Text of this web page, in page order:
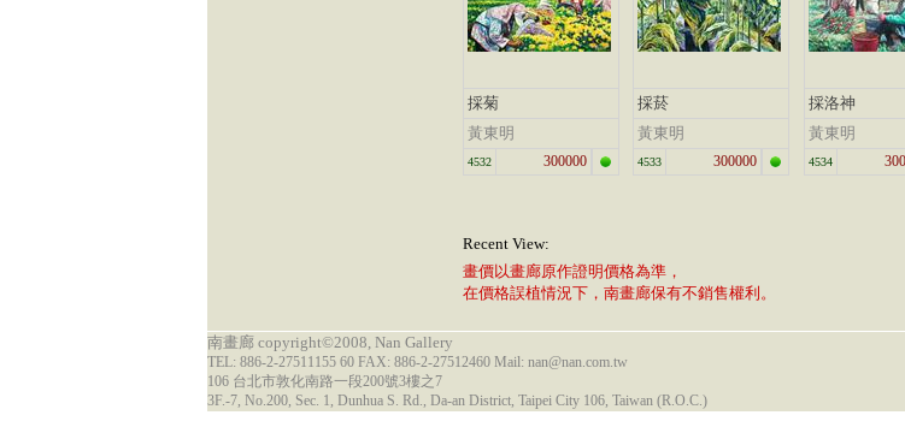
採菊
黃東明
4532 300000
採菸
黃東明
4533 300000
採洛神
黃東明
4534
Recent View:
畫價以畫廊原作證明價格為準，
在價格誤植情況下，南畫廊保有不銷售權利。
南畫廊 copyright©2008, Nan Gallery
TEL: 886-2-27511155 60 FAX: 886-2-27512460 Mail: nan@nan.com.tw
106 台北市敦化南路一段200號3樓之7
3F.-7, No.200, Sec. 1, Dunhua S. Rd., Da-an District, Taipei City 106, Taiwan (R.O.C.)